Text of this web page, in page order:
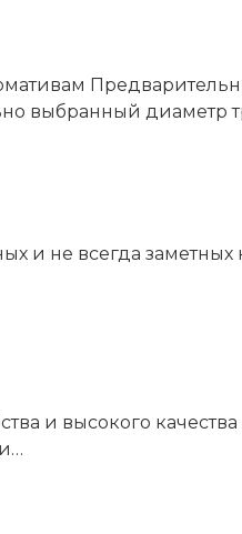
выбранный диаметр
и не всегда
и высокого